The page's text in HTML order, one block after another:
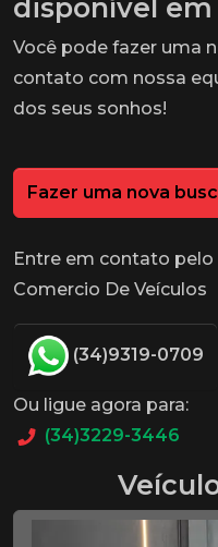
disponível
Você pode fazer uma
contato com nossa
dos seus sonhos!
Fazer uma nova
Entre em contato
Comercio De Veículos
(34)9319-0709
Ou ligue agora para:
(34)3229-3446